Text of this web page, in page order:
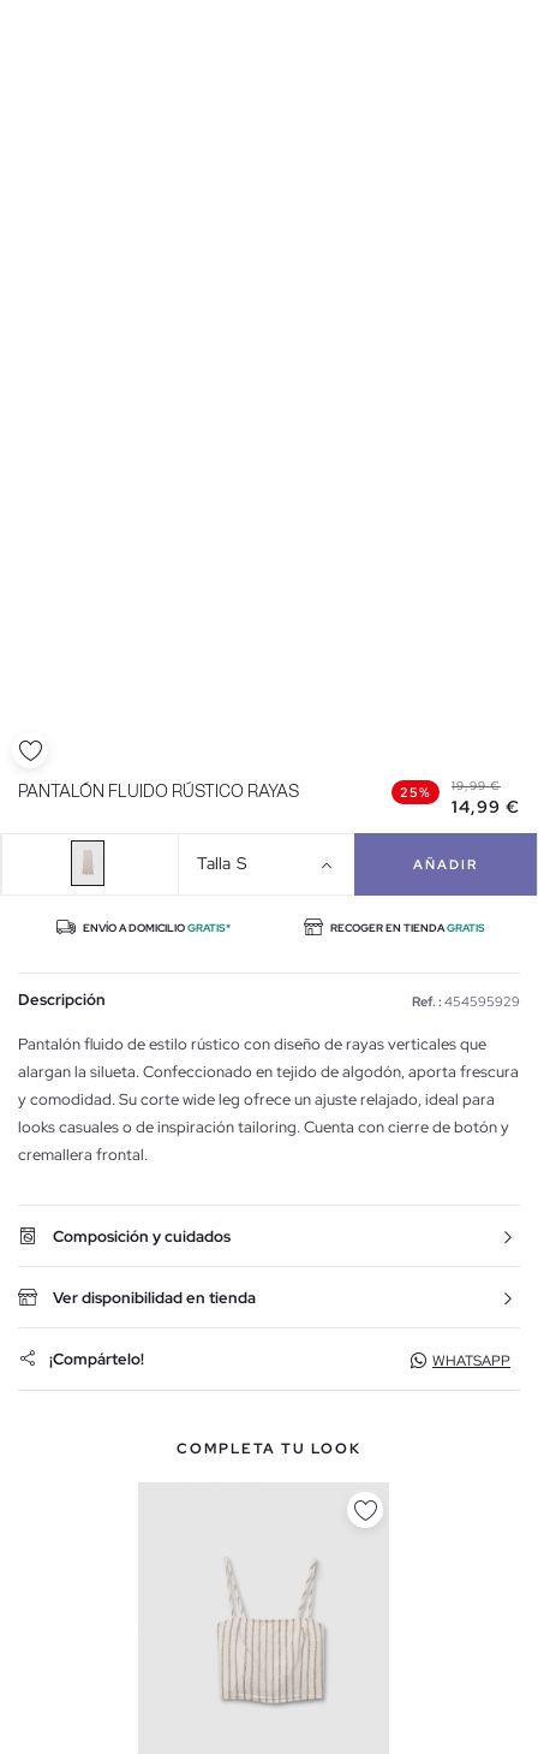
PANTALÓN FLUIDO RÚSTICO RAYAS 25% 19,99 €
14,99 €
Talla S AÑADIR
ENVÍO A DOMICILIOGRATIS* RECOGER EN TIENDAGRATIS
Descripción Ref. : 454595929
Pantalón fluido de estilo rústico con diseño de rayas verticales que
alargan la silueta. Confeccionado en tejido de algodón, aporta frescura
y comodidad. Su corte wide leg ofrece un ajuste relajado, ideal para
looks casuales o de inspiración tailoring. Cuenta con cierre de botón y
cremallera frontal.
Composición y cuidados
Ver disponibilidad en tienda
¡Compártelo! WHATSAPP
COMPLETA TU LOOK